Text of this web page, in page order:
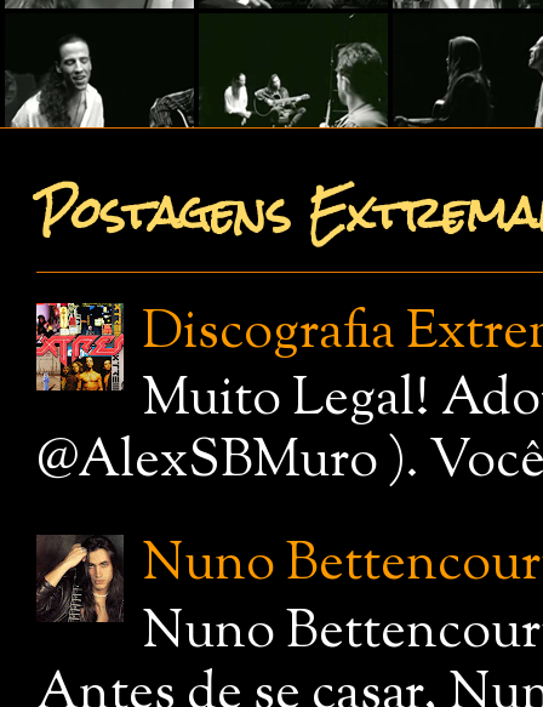
Postagens
Discografia
Muito Legal!
@AlexSBMuro ).
Nuno
Nuno